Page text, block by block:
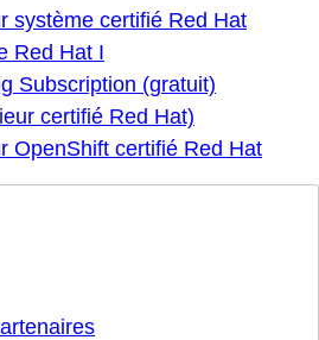
système certifié Red Hat
Red Hat I
Subscription (gratuit)
certifié Red Hat)
OpenShift certifié Red Hat